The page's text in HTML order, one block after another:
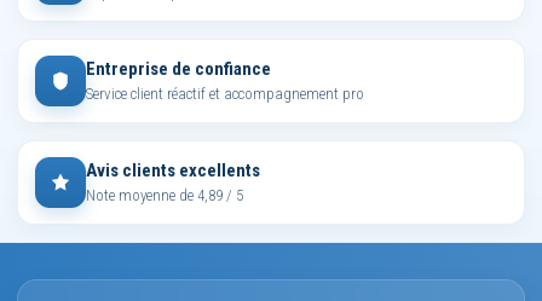
Entreprise de confiance
Service client réactif et accompagnement pro
Avis clients excellents
Note moyenne de 4,89 / 5